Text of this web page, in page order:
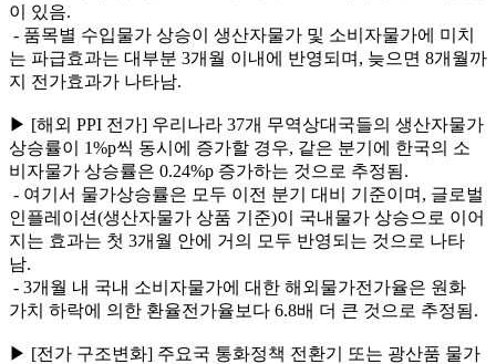
이 있음.
- 품목별 수입물가 상승이 생산자물가 및 소비자물가에 미치
는 파급효과는 대부분 3개월 이내에 반영되며, 늦으면 8개월까
지 전가효과가 나타남.
▶ [해외 PPI 전가] 우리나라 37개 무역상대국들의 생산자물가
상승률이 1%p씩 동시에 증가할 경우, 같은 분기에 한국의 소
비자물가 상승률은 0.24%p 증가하는 것으로 추정됨.
- 여기서 물가상승률은 모두 이전 분기 대비 기준이며, 글로벌
인플레이션(생산자물가 상품 기준)이 국내물가 상승으로 이어
지는 효과는 첫 3개월 안에 거의 모두 반영되는 것으로 나타
남.
- 3개월 내 국내 소비자물가에 대한 해외물가전가율은 원화
가치 하락에 의한 환율전가율보다 6.8배 더 큰 것으로 추정됨.
▶ [전가 구조변화] 주요국 통화정책 전환기 또는 광산품 물가